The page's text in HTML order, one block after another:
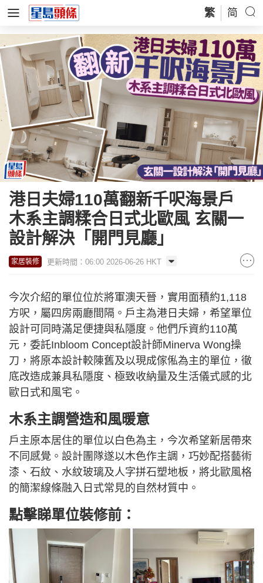
繁 简
港日夫婦110萬翻新千呎海景戶
木系主調糅合日式北歐風 玄關一
設計解決「開門見廳」
家居裝修 更新時間：06:00 2026-06-26 HKT
今次介紹的單位位於將軍澳天晉，實用面積約1,118
方呎，屬四房兩廳間隔。戶主為港日夫婦，希望單位
設計可同時滿足便捷與私隱度。他們斥資約110萬
元，委託Inbloom Concept設計師Minerva Wong操
刀，將原本設計較陳舊及以現成傢俬為主的單位，徹
底改造成兼具私隱度、極致收納量及生活儀式感的北
歐日式和風宅。
木系主調營造和風暖意
戶主原本居住的單位以白色為主，今次希望新居帶來
不同感覺。設計團隊遂以木色作主調，巧妙配搭藝術
漆、石紋、水紋玻璃及人字拼石塑地板，將北歐風格
的簡潔線條融入日式常見的自然材質中。
點擊睇單位裝修前：